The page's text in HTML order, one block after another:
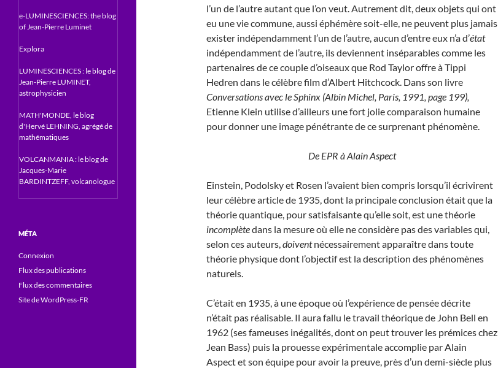
l’un de l’autre autant que l’on veut. Autrement dit, deux objets qui ont
eu une vie commune, aussi éphémère soit-elle, ne peuvent plus jamais
exister indépendamment l’un de l’autre, aucun d’entre eux n’a d’état
indépendamment de l’autre, ils deviennent inséparables comme les
partenaires de ce couple d’oiseaux que Rod Taylor offre à Tippi
Hedren dans le célèbre film d’Albert Hitchcock. Dans son livre
Conversations avec le Sphinx (Albin Michel, Paris, 1991, page 199),
Etienne Klein utilise d’ailleurs une fort jolie comparaison humaine
pour donner une image pénétrante de ce surprenant phénomène.
De EPR à Alain Aspect
Einstein, Podolsky et Rosen l’avaient bien compris lorsqu’il écrivirent
leur célèbre article de 1935, dont la principale conclusion était que la
théorie quantique, pour satisfaisante qu’elle soit, est une théorie
incomplètedans la mesure où elle ne considère pas des variables qui,
selon ces auteurs,doiventnécessairement apparaître dans toute
théorie physique dont l’objectif est la description des phénomènes
naturels.
C’était en 1935, à une époque où l’expérience de pensée décrite
n’était pas réalisable. Il aura fallu le travail théorique de John Bell en
1962 (ses fameuses inégalités, dont on peut trouver les prémices chez
Jean Bass) puis la prouesse expérimentale accomplie par Alain
Aspect et son équipe pour avoir la preuve, près d’un demi-siècle plus
e-LUMINESCIENCES: the blog
of Jean-Pierre Luminet
Explora
LUMINESCIENCES : le blog de
Jean-Pierre LUMINET,
astrophysicien
MATH'MONDE, le blog
d'Hervé LEHNING, agrégé de
mathématiques
VOLCANMANIA : le blog de
Jacques-Marie
BARDINTZEFF, volcanologue
MÉTA
Connexion
Flux des publications
Flux des commentaires
Site de WordPress-FR